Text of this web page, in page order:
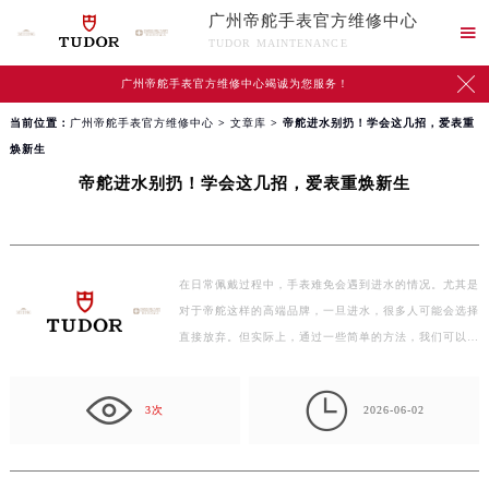
广州帝舵手表官方维修中心
TUDOR MAINTENANCE

广州帝舵手表官方维修中心竭诚为您服务！ 
当前位置： 广州帝舵手表官方维修中心 > 文章库 > 帝舵进水别扔！学会这几招，爱表重
焕新生
帝舵进水别扔！学会这几招，爱表重焕新生
在日常佩戴过程中，手表难免会遇到进水的情况。尤其是
对于帝舵这样的高端品牌，一旦进水，很多人可能会选择
直接放弃。但实际上，通过一些简单的方法，我们可以让
3次  2026-06-02